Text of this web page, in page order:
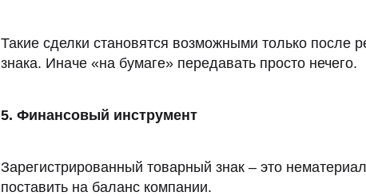
Такие сделки становятся возможными только после
знака. Иначе «на бумаге» передавать просто нечего.
5. Финансовый инструмент
Зарегистрированный товарный знак – это
поставить на баланс компании.